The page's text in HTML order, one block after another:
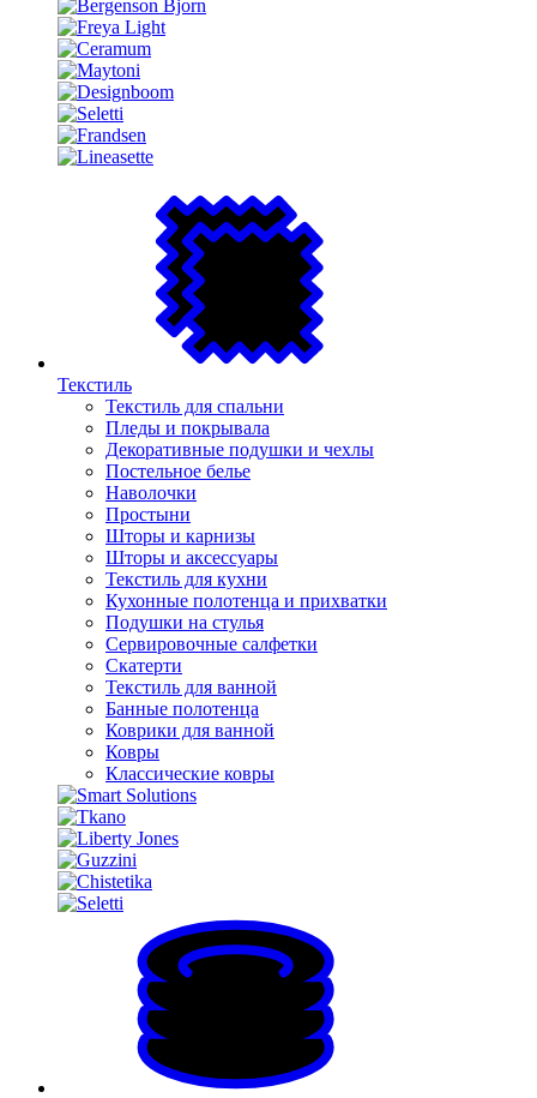
Текстиль
Текстиль для спальни
Пледы и покрывала
Декоративные подушки и чехлы
Постельное белье
Наволочки
Простыни
Шторы и карнизы
Шторы и аксессуары
Текстиль для кухни
Кухонные полотенца и прихватки
Подушки на стулья
Сервировочные салфетки
Скатерти
Текстиль для ванной
Банные полотенца
Коврики для ванной
Ковры
Классические ковры